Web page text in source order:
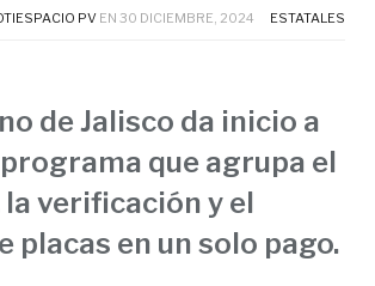
PV EN 30 DICIEMBRE, 2024 ESTATALES
de Jalisco da inicio a
que agrupa el
verificación y el
placas en un solo pago.